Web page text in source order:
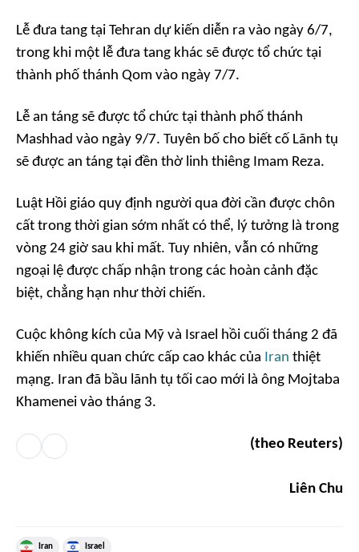
Lễ đưa tang tại Tehran dự kiến diễn ra vào ngày 6/7,
trong khi một lễ đưa tang khác sẽ được tổ chức tại
thành phố thánh Qom vào ngày 7/7.
Lễ an táng sẽ được tổ chức tại thành phố thánh
Mashhad vào ngày 9/7. Tuyên bố cho biết cố Lãnh tụ
sẽ được an táng tại đền thờ linh thiêng Imam Reza.
Luật Hồi giáo quy định người qua đời cần được chôn
cất trong thời gian sớm nhất có thể, lý tưởng là trong
vòng 24 giờ sau khi mất. Tuy nhiên, vẫn có những
ngoại lệ được chấp nhận trong các hoàn cảnh đặc
biệt, chẳng hạn như thời chiến.
Cuộc không kích của Mỹ và Israel hồi cuối tháng 2 đã
khiến nhiều quan chức cấp cao khác của Iran thiệt
mạng. Iran đã bầu lãnh tụ tối cao mới là ông Mojtaba
Khamenei vào tháng 3.
(theo Reuters)
Liên Chu
Iran Israel